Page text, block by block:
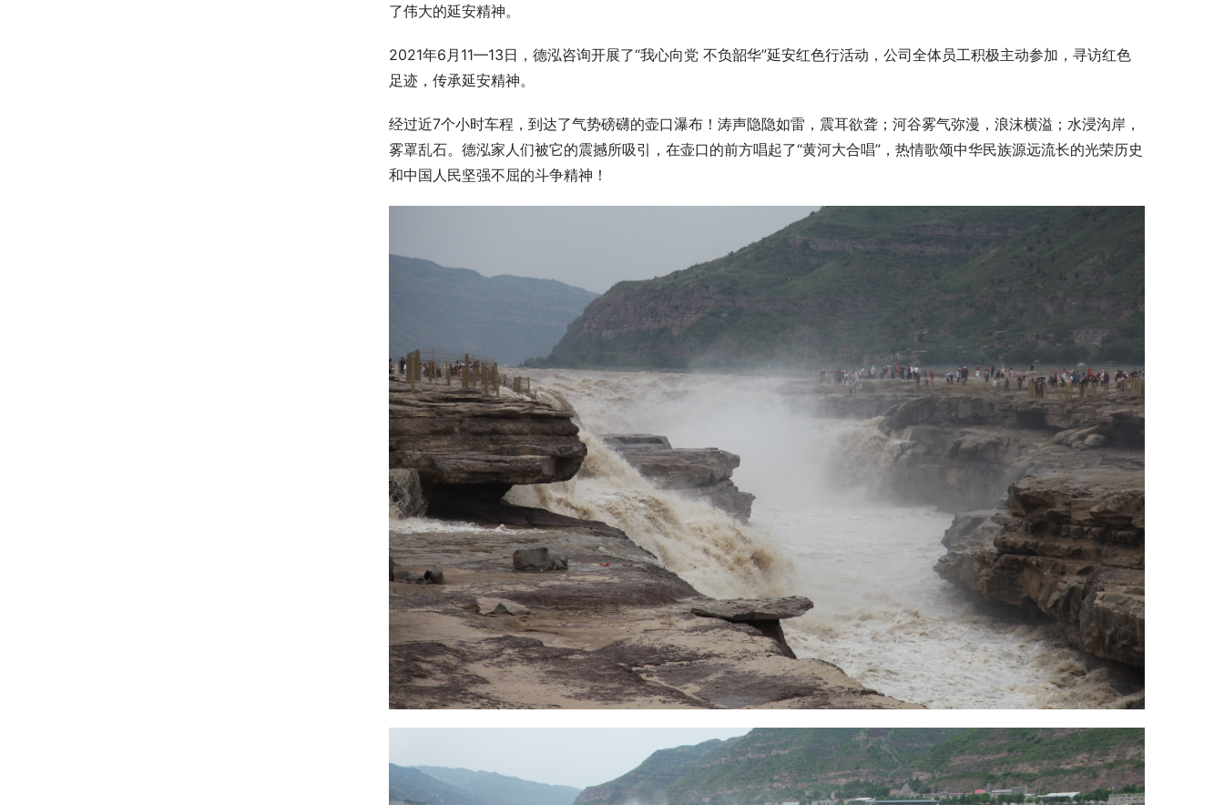
了伟大的延安精神。
2021年6月11—13日，德泓咨询开展了“我心向党 不负韶华”延安红色行活动，公司全体员工积极主动参加，寻访红色
足迹，传承延安精神。
经过近7个小时车程，到达了气势磅礴的壶口瀑布！涛声隐隐如雷，震耳欲聋；河谷雾气弥漫，浪沫横溢；水浸沟岸，
雾罩乱石。德泓家人们被它的震撼所吸引，在壶口的前方唱起了“黄河大合唱”，热情歌颂中华民族源远流长的光荣历史
和中国人民坚强不屈的斗争精神！